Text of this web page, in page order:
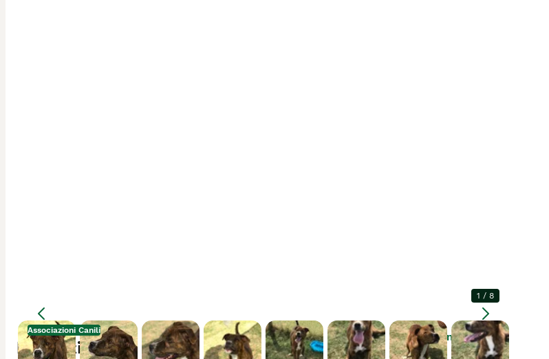
Associazioni Canili
Ingrandire
1 / 8
Descrizione